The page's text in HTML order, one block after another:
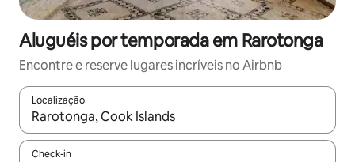
Aluguéis por temporada em Rarotonga
Encontre e reserve lugares incríveis no Airbnb
Localização
Quando os resultados estiverem disponíveis, explore-os
Check-in